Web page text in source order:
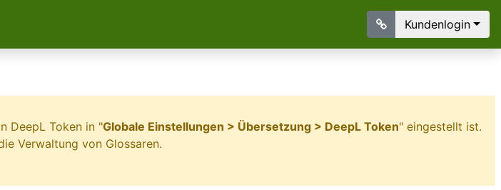
Kundenlogin
DeepL Token in "Globale Einstellungen > Übersetzung > DeepL Token" eingestellt ist.
Verwaltung von Glossaren.